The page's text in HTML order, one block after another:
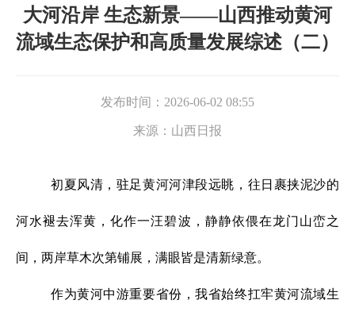
大河沿岸 生态新景——山西推动黄河
流域生态保护和高质量发展综述（二）
发布时间： 2026-06-02 08:55
来源： 山西日报
初夏风清，驻足黄河河津段远眺，往日裹挟泥沙的
河水褪去浑黄，化作一汪碧波，静静依偎在龙门山峦之
间，两岸草木次第铺展，满眼皆是清新绿意。
作为黄河中游重要省份，我省始终扛牢黄河流域生